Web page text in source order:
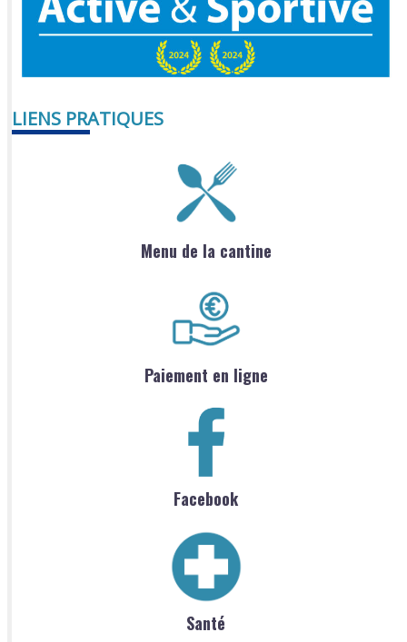
LIENS PRATIQUES
Menu de la cantine
Paiement en ligne
Facebook
Santé